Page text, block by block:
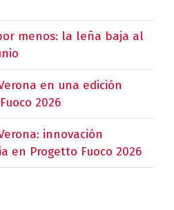
menos: la leña baja al
en una edición
2026
innovación
en Progetto Fuoco 2026